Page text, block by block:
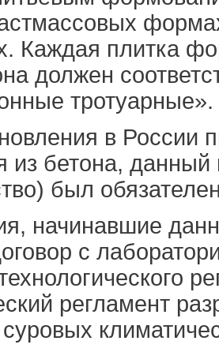
Каждая плитка
должен
тротуарные».
в России
бетона, данный
был
начинавшие
с
регламент